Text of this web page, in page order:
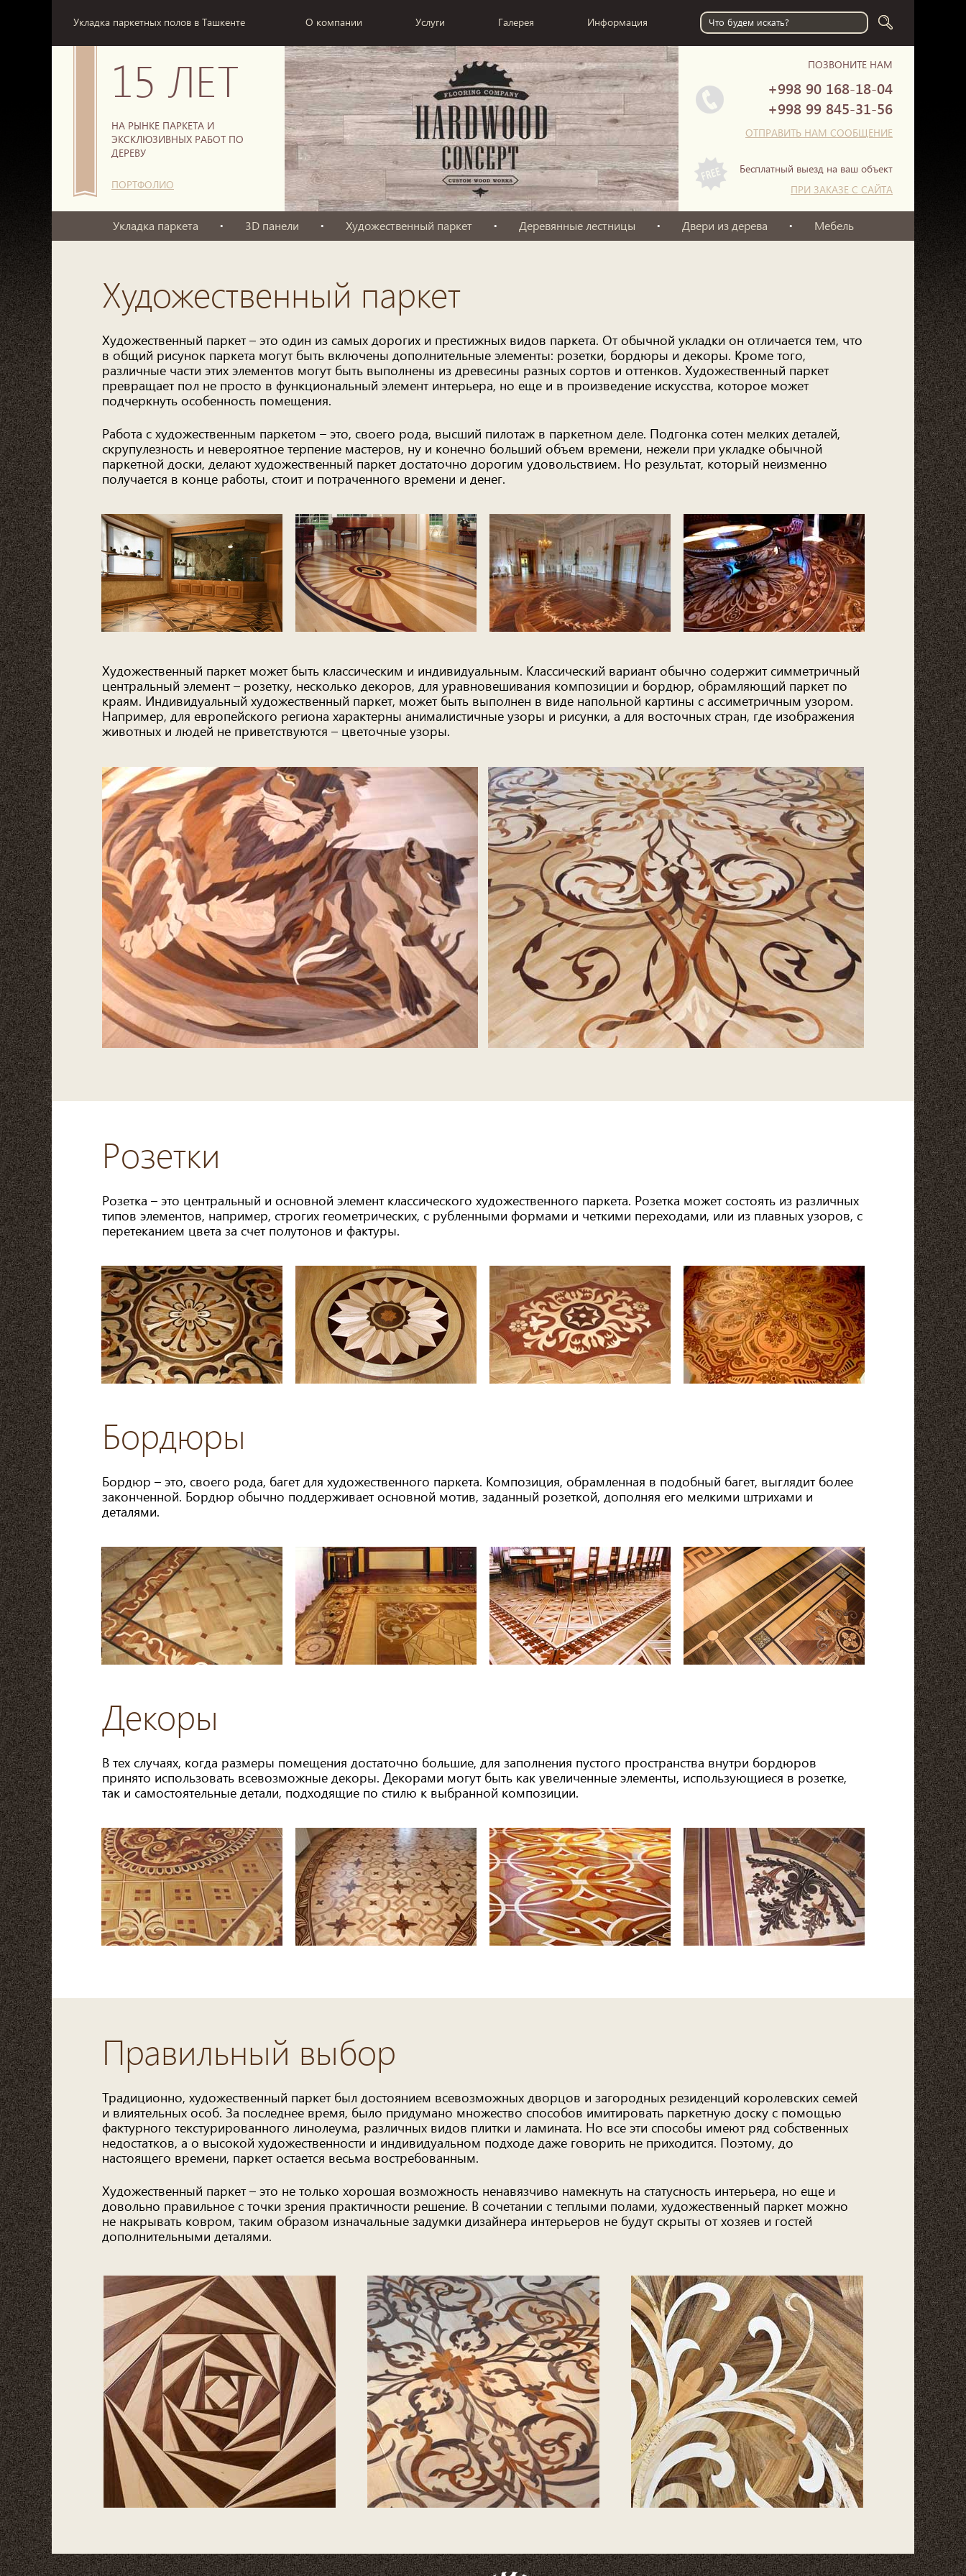
Укладка паркетных полов в Ташкенте О компании Услуги Галерея Информация
15 ЛЕТ
НА РЫНКЕ ПАРКЕТА И
ЭКСКЛЮЗИВНЫХ РАБОТ ПО
ДЕРЕВУ
ПОРТФОЛИО
ПОЗВОНИТЕ НАМ
+998 90 168-18-04
+998 99 845-31-56
ОТПРАВИТЬ НАМ СООБЩЕНИЕ
Бесплатный выезд на ваш объект
ПРИ ЗАКАЗЕ С САЙТА
Укладка паркета 3D панели Художественный паркет Деревянные лестницы Двери из дерева Мебель
Художественный паркет
Художественный паркет – это один из самых дорогих и престижных видов паркета. От обычной укладки он отличается тем, что
в общий рисунок паркета могут быть включены дополнительные элементы: розетки, бордюры и декоры. Кроме того,
различные части этих элементов могут быть выполнены из древесины разных сортов и оттенков. Художественный паркет
превращает пол не просто в функциональный элемент интерьера, но еще и в произведение искусства, которое может
подчеркнуть особенность помещения.
Работа с художественным паркетом – это, своего рода, высший пилотаж в паркетном деле. Подгонка сотен мелких деталей,
скрупулезность и невероятное терпение мастеров, ну и конечно больший объем времени, нежели при укладке обычной
паркетной доски, делают художественный паркет достаточно дорогим удовольствием. Но результат, который неизменно
получается в конце работы, стоит и потраченного времени и денег.
Художественный паркет может быть классическим и индивидуальным. Классический вариант обычно содержит симметричный
центральный элемент – розетку, несколько декоров, для уравновешивания композиции и бордюр, обрамляющий паркет по
краям. Индивидуальный художественный паркет, может быть выполнен в виде напольной картины с ассиметричным узором.
Например, для европейского региона характерны анималистичные узоры и рисунки, а для восточных стран, где изображения
животных и людей не приветствуются – цветочные узоры.
Розетки
Розетка – это центральный и основной элемент классического художественного паркета. Розетка может состоять из различных
типов элементов, например, строгих геометрических, с рубленными формами и четкими переходами, или из плавных узоров, с
перетеканием цвета за счет полутонов и фактуры.
Бордюры
Бордюр – это, своего рода, багет для художественного паркета. Композиция, обрамленная в подобный багет, выглядит более
законченной. Бордюр обычно поддерживает основной мотив, заданный розеткой, дополняя его мелкими штрихами и
деталями.
Декоры
В тех случаях, когда размеры помещения достаточно большие, для заполнения пустого пространства внутри бордюров
принято использовать всевозможные декоры. Декорами могут быть как увеличенные элементы, использующиеся в розетке,
так и самостоятельные детали, подходящие по стилю к выбранной композиции.
Правильный выбор
Традиционно, художественный паркет был достоянием всевозможных дворцов и загородных резиденций королевских семей
и влиятельных особ. За последнее время, было придумано множество способов имитировать паркетную доску с помощью
фактурного текстурированного линолеума, различных видов плитки и ламината. Но все эти способы имеют ряд собственных
недостатков, а о высокой художественности и индивидуальном подходе даже говорить не приходится. Поэтому, до
настоящего времени, паркет остается весьма востребованным.
Художественный паркет – это не только хорошая возможность ненавязчиво намекнуть на статусность интерьера, но еще и
довольно правильное с точки зрения практичности решение. В сочетании с теплыми полами, художественный паркет можно
не накрывать ковром, таким образом изначальные задумки дизайнера интерьеров не будут скрыты от хозяев и гостей
дополнительными деталями.